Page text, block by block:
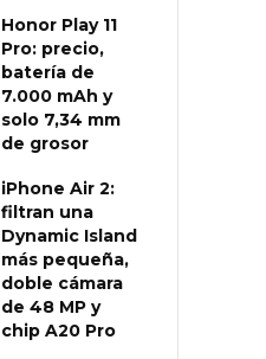
Honor Play 11
Pro: precio,
batería de
7.000 mAh y
solo 7,34 mm
de grosor
iPhone Air 2:
filtran una
Dynamic Island
más pequeña,
doble cámara
de 48 MP y
chip A20 Pro